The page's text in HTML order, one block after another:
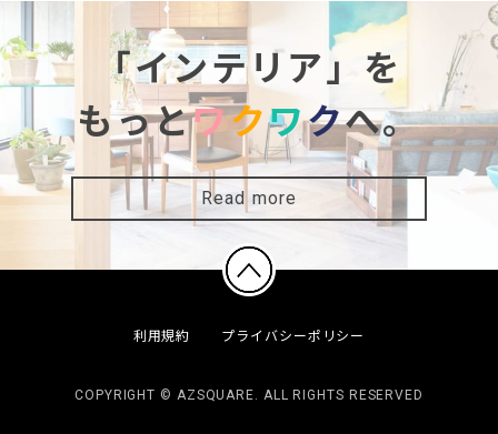
「インテリア」を
もっとワクワクへ。
Read more
利用規約 プライバシーポリシー
COPYRIGHT © AZSQUARE. ALL RIGHTS RESERVED